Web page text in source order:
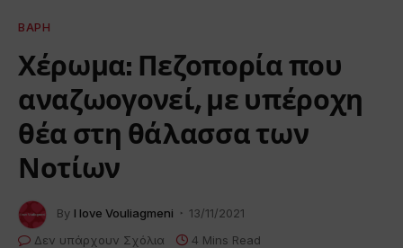
ΒΑΡΗ
Χέρωμα: Πεζοπορία που
αναζωογονεί, με υπέροχη
θέα στη θάλασσα των
Νοτίων
By I love Vouliagmeni
13/11/2021
Δεν υπάρχουν Σχόλια
4 Mins Read